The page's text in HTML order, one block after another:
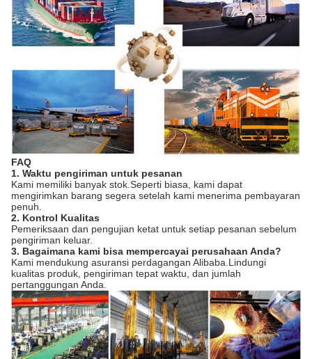
FAQ
1. Waktu pengiriman untuk pesanan
Kami memiliki banyak stok.Seperti biasa, kami dapat
mengirimkan barang segera setelah kami menerima pembayaran
penuh.
2. Kontrol Kualitas
Pemeriksaan dan pengujian ketat untuk setiap pesanan sebelum
pengiriman keluar.
3. Bagaimana kami bisa mempercayai perusahaan Anda?
Kami mendukung asuransi perdagangan Alibaba.Lindungi
kualitas produk, pengiriman tepat waktu, dan jumlah
pertanggungan Anda.